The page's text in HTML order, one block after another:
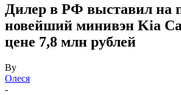
Дилер в РФ выставил на
новейший минивэн Kia
цене 7,8 млн рублей
By
Олеся
-